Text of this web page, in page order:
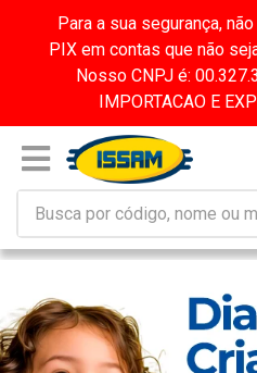
Para a sua segurança,
PIX em contas que não
Nosso CNPJ é:
IMPORTACAO E